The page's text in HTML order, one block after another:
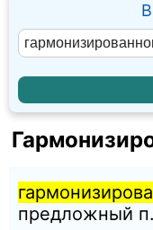
предложный